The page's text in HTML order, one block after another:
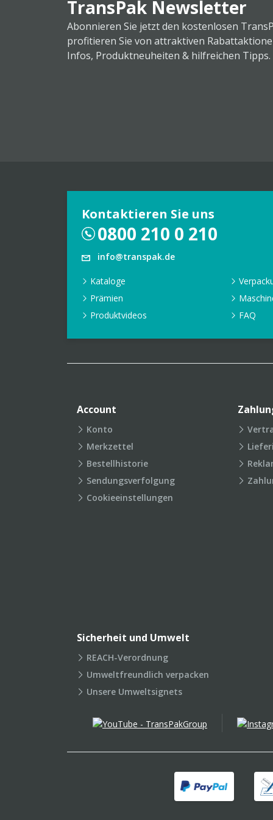
TransPak Newsletter
Abonnieren Sie jetzt den kostenlosen
profitieren Sie von attraktiven
Infos, Produktneuheiten & hilfreichen Tipps.
Kontaktieren Sie uns
0800 210 0 210
info@transpak.de
Kataloge
Prämien
Produktvideos
FAQ
Account
Konto
Merkzettel
Bestellhistorie
Sendungsverfolgung
Cookieeinstellungen
Sicherheit und Umwelt
REACH-Verordnung
Umweltfreundlich verpacken
Unsere Umweltsignets